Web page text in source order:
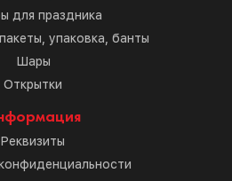
для праздника
упаковка, банты
Шары
Открытки
Реквизиты